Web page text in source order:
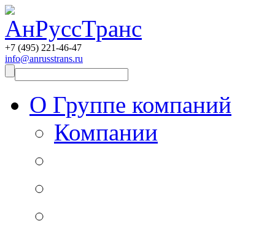
+7 (495) 221-46-47
info@anrusstrans.ru
О Группе компаний
Компании